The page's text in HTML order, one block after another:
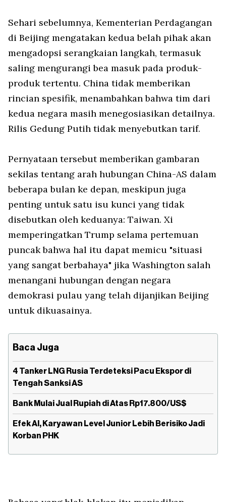
Sehari sebelumnya, Kementerian Perdagangan
di Beijing mengatakan kedua belah pihak akan
mengadopsi serangkaian langkah, termasuk
saling mengurangi bea masuk pada produk-
produk tertentu. China tidak memberikan
rincian spesifik, menambahkan bahwa tim dari
kedua negara masih menegosiasikan detailnya.
Rilis Gedung Putih tidak menyebutkan tarif.
Pernyataan tersebut memberikan gambaran
sekilas tentang arah hubungan China-AS dalam
beberapa bulan ke depan, meskipun juga
penting untuk satu isu kunci yang tidak
disebutkan oleh keduanya: Taiwan. Xi
memperingatkan Trump selama pertemuan
puncak bahwa hal itu dapat memicu "situasi
yang sangat berbahaya" jika Washington salah
menangani hubungan dengan negara
demokrasi pulau yang telah dijanjikan Beijing
untuk dikuasainya.
Baca Juga
4 Tanker LNG Rusia Terdeteksi Pacu Ekspor di
Tengah Sanksi AS
Bank Mulai Jual Rupiah di Atas Rp17.800/US$
Efek AI, Karyawan Level Junior Lebih Berisiko Jadi
Korban PHK